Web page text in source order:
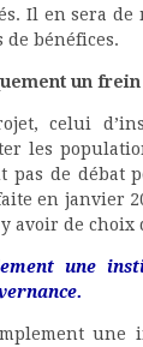
Il en sera
bénéfices.
un
celui
les
pas de débat
en janvier
avoir de choix
une
une